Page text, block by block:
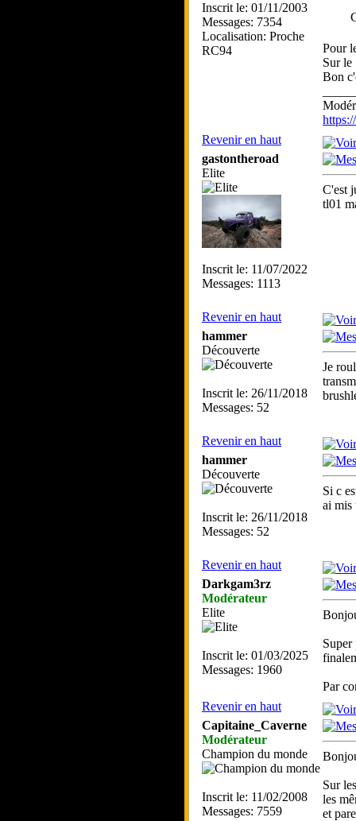
Inscrit le: 01/11/2003
Messages: 7354
Localisation: Proche
RC94
Pour
Sur le
Bon
Revenir en haut
gastontheroad
Elite
Inscrit le: 11/07/2022
Messages: 1113
C'est
tl01
Revenir en haut
hammer
Découverte
Inscrit le: 26/11/2018
Messages: 52
Je
Revenir en haut
hammer
Découverte
Inscrit le: 26/11/2018
Messages: 52
Si c
ai mis
Revenir en haut
Darkgam3rz
Modérateur
Elite
Inscrit le: 01/03/2025
Messages: 1960
Super
Par
Revenir en haut
Capitaine_Caverne
Modérateur
Champion du monde
Inscrit le: 11/02/2008
Messages: 7559
Sur
les
et